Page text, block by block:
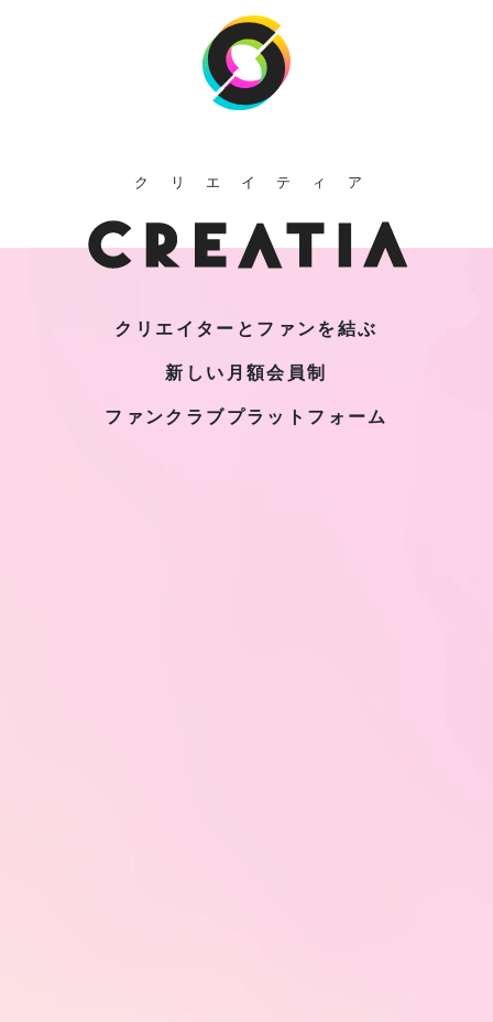
クリエイティア
クリエイターとファンを結ぶ
新しい月額会員制
ファンクラブプラットフォーム